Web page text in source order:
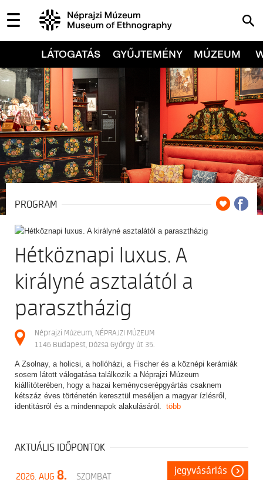
LÁTOGATÁS GYŰJTEMÉNY MÚZEUM
PROGRAM
Hétköznapi luxus. A
királyné asztalától a
parasztházig
Néprajzi Múzeum, NÉPRAJZI MÚZEUM
1146 Budapest, Dózsa György út 35.
A Zsolnay, a holicsi, a hollóházi, a Fischer és a köznépi kerámiák
sosem látott válogatása találkozik a Néprajzi Múzeum
kiállítóterében, hogy a hazai keménycserépgyártás csaknem
kétszáz éves történetén keresztül meséljen a magyar ízlésről,
identitásról és a mindennapok alakulásáról. több
AKTUÁLIS IDŐPONTOK
2026. AUG 8. SZOMBAT
jegyvásárlás